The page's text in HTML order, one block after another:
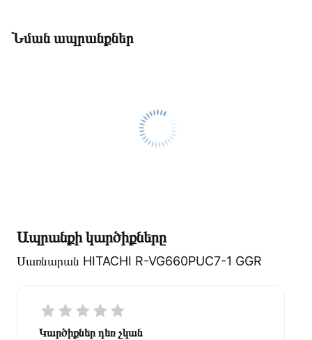
Նման ապրանքներ
Ապրանքի կարծիքները
Սառնարան HITACHI R-VG660PUC7-1 GGR
Կարծիքներ դեռ չկան